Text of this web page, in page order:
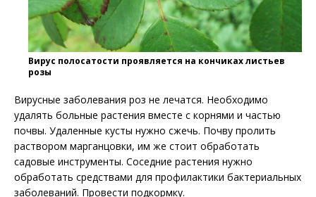
Вирус полосатости проявляется на кончиках листьев
розы
Вирусные заболевания роз не лечатся. Необходимо
удалять больные растения вместе с корнями и частью
почвы. Удаленные кусты нужно сжечь. Почву пролить
раствором марганцовки, им же стоит обработать
садовые инструменты. Соседние растения нужно
обработать средствами для профилактики бактериальных
заболеваний. Провести подкормку.